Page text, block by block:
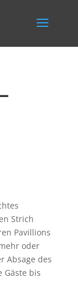
Strich
Pavillions
oder
Absage des
Gäste bis